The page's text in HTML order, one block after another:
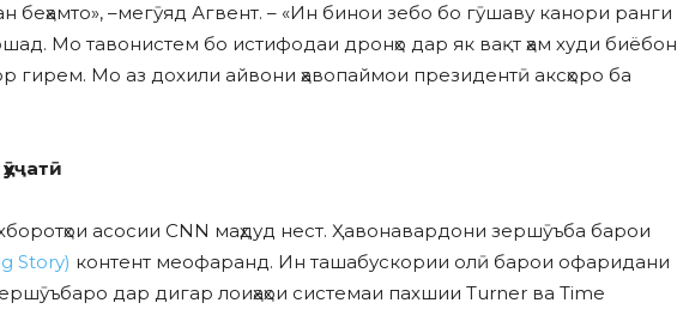
беҳамто», –мегӯяд Агвент. – «Ин бинои зебо бо гӯшаву канори ранги
Мо тавонистем бо истифодаи дронҳо дар як вақт ҳам худи биёбон
гирем. Мо аз дохили айвони ҳавопаймои президентӣ аксҳоро ба
асосии CNN маҳдуд нест. Ҳавонавардони зершӯъба барои
Story) контент меофаранд. Ин ташабускории олӣ барои офаридани
дар дигар лоиҳаҳои системаи пахшии Turner ва Time